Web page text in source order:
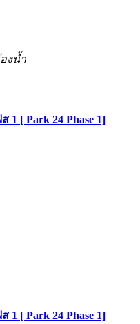
งน้ำ
1 [ Park 24 Phase 1]
1 [ Park 24 Phase 1]